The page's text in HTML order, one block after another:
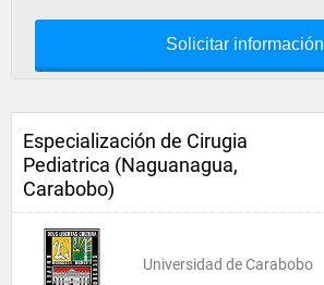
Solicitar información
Especialización de Cirugia
Pediatrica (Naguanagua,
Carabobo)
Universidad de Carabobo